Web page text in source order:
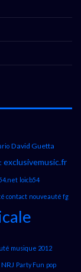
David Guetta
exclusivemusic.fr
loicb54
contact nouveauté fg
musique 2012
NRJ Party Fun pop